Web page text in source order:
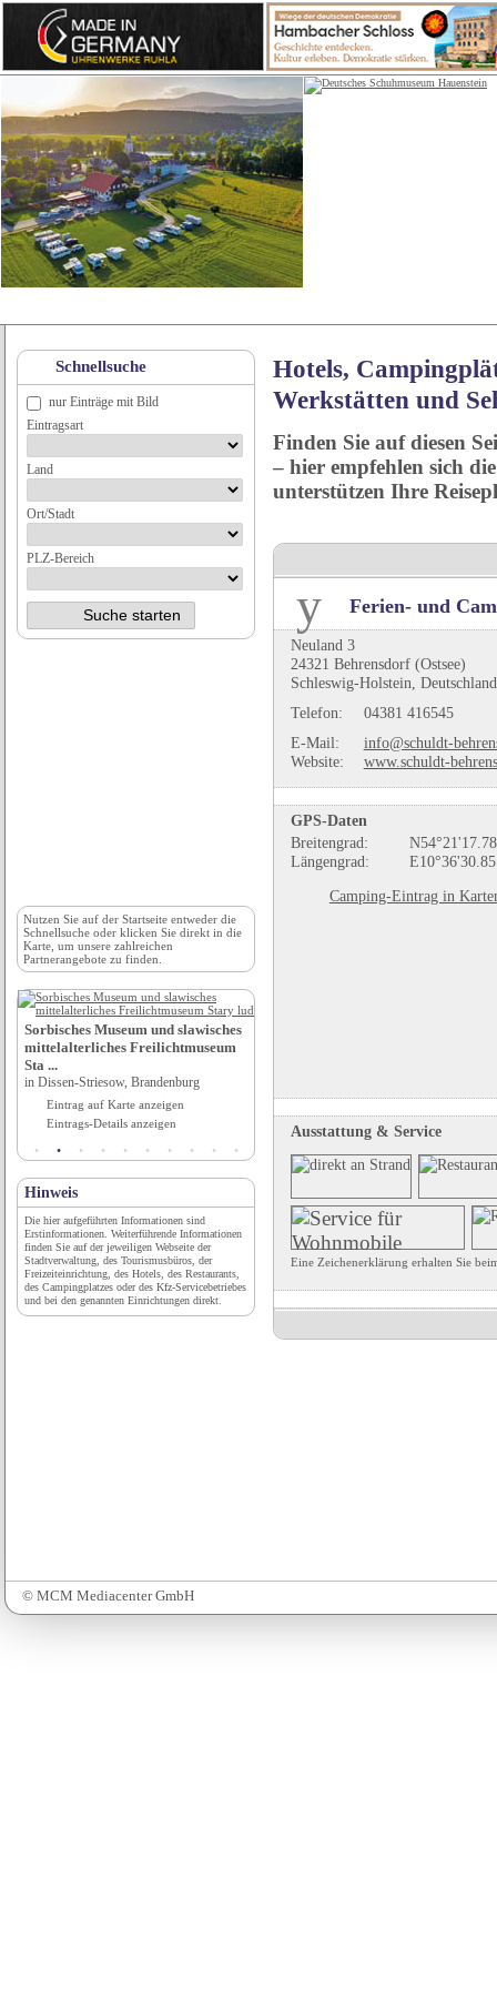
Hotels,
Werkstätten und
Finden Sie auf diesen
– hier empfehlen sich
unterstützen Ihre
Ferien- und
Neuland 3
24321 Behrensdorf (Ostsee)
Schleswig-Holstein, Deutschland
Telefon:
04381 416545
E-Mail:
info@schuldt-
Website:
www.schuldt-
GPS-Daten
Breitengrad:
N54°21'17.78
Längengrad:
E10°36'30.85
Camping-Eintrag in
Ausstattung & Service
Eine Zeichenerklärung erhalten Sie
© MCM Mediacenter GmbH
Schnellsuche
nur Einträge mit Bild
Eintragsart
Land
Ort/Stadt
PLZ-Bereich
Nutzen Sie auf der Startseite entweder die
Schnellsuche oder klicken Sie direkt in die
Karte, um unsere zahlreichen
Partnerangebote zu finden.
Sorbisches Museum und slawisches
mittelalterliches Freilichtmuseum
Sta ...
in Dissen-Striesow, Brandenburg
Eintrag auf Karte anzeigen
Eintrags-Details anzeigen
Hinweis
Die hier aufgeführten Informationen sind
Erstinformationen. Weiterführende Informationen
finden Sie auf der jeweiligen Webseite der
Stadtverwaltung, des Tourismusbüros, der
Freizeiteinrichtung, des Hotels, des Restaurants,
des Campingplatzes oder des Kfz-Servicebetriebes
und bei den genannten Einrichtungen direkt.